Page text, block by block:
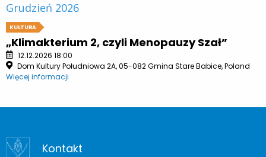
Grudzień 2026
KULTURA
„Klimakterium 2, czyli Menopauzy Szał”
12.12.2026 18:00
Dom Kultury Południowa 2A, 05-082 Gmina Stare Babice, Poland
Więcej informacji
Kontakt